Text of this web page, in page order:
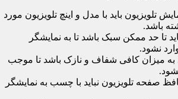
تلویزیون باید با مدل و اینچ تلویزیون مورد
باشد.
تا حد ممکن سبک باشد تا به نمایشگر
نشود.
به میزان کافی شفاف و نازک باشد تا موجب
صفحه تلویزیون نباید با چسب به نمایشگر